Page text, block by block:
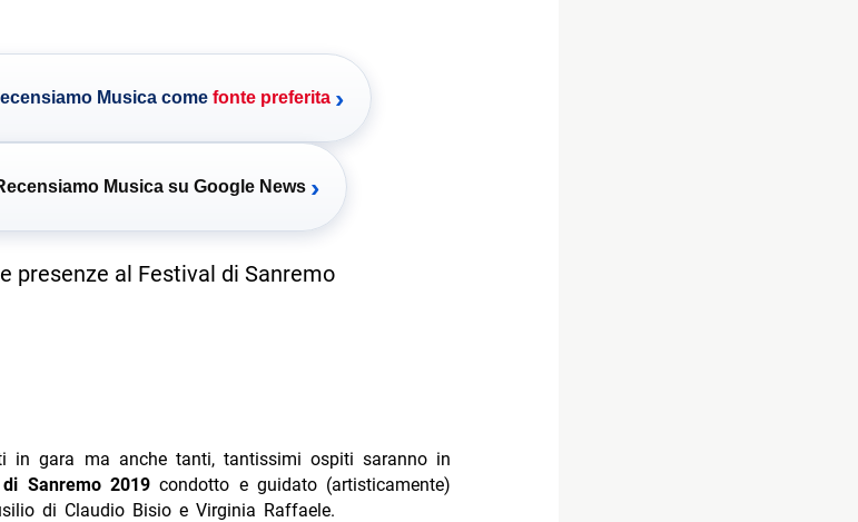
Musica come fonte preferita ›
Musica su Google News ›
presenze al Festival di Sanremo
in gara ma anche tanti, tantissimi ospiti saranno in
Sanremo 2019condotto e guidato (artisticamente)
di Claudio Bisio e Virginia Raffaele.